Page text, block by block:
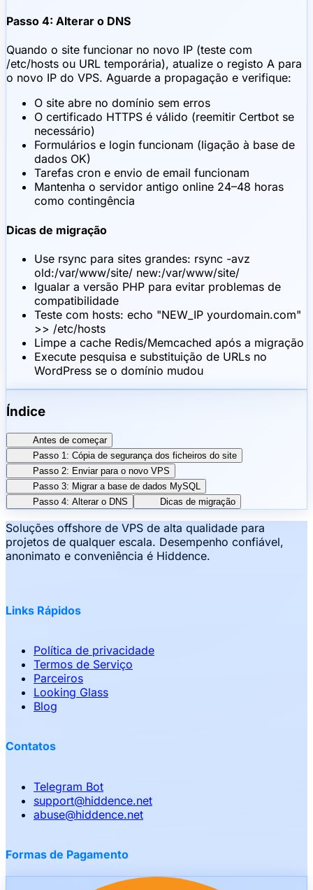
Passo 4: Alterar o DNS
Quando o site funcionar no novo IP (teste com
/etc/hosts ou URL temporária), atualize o registo A para
o novo IP do VPS. Aguarde a propagação e verifique:
O site abre no domínio sem erros
O certificado HTTPS é válido (reemitir Certbot se
necessário)
Formulários e login funcionam (ligação à base de
dados OK)
Tarefas cron e envio de email funcionam
Mantenha o servidor antigo online 24–48 horas
como contingência
Dicas de migração
Use rsync para sites grandes: rsync -avz
old:/var/www/site/ new:/var/www/site/
Igualar a versão PHP para evitar problemas de
compatibilidade
Teste com hosts: echo "NEW_IP yourdomain.com"
>> /etc/hosts
Limpe a cache Redis/Memcached após a migração
Execute pesquisa e substituição de URLs no
WordPress se o domínio mudou
Índice
Antes de começar
Passo 1: Cópia de segurança dos ficheiros do site
Passo 2: Enviar para o novo VPS
Passo 3: Migrar a base de dados MySQL
Passo 4: Alterar o DNS
Dicas de migração
Soluções offshore de VPS de alta qualidade para
projetos de qualquer escala. Desempenho confiável,
anonimato e conveniência é Hiddence.
Links Rápidos
Política de privacidade
Termos de Serviço
Parceiros
Looking Glass
Blog
Contatos
Telegram Bot
support@hiddence.net
abuse@hiddence.net
Formas de Pagamento